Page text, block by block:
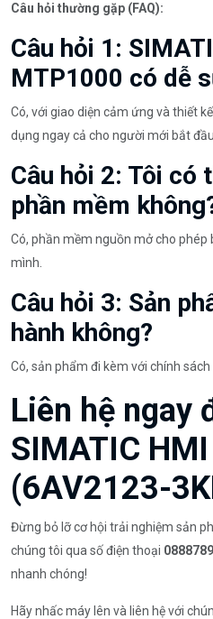
Câu hỏi thường gặp (FAQ):
Câu hỏi 1:
MTP1000 có dễ
Có, với giao diện cảm ứng và thiết
dụng ngay cả cho người mới bắt đầu.
Câu hỏi 2: Tôi có
phần mềm
Có, phần mềm nguồn mở cho
mình.
Câu hỏi 3: Sản
hành không?
Có, sản phẩm đi kèm với chính
Liên hệ ngay
SIMATIC
(6AV2123-
Đừng bỏ lỡ cơ hội trải nghiệm sản
chúng tôi qua số điện thoại
nhanh chóng!
Hãy nhấc máy lên và liên hệ với